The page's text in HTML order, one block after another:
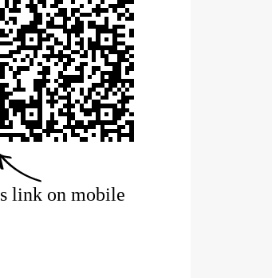
link on mobile